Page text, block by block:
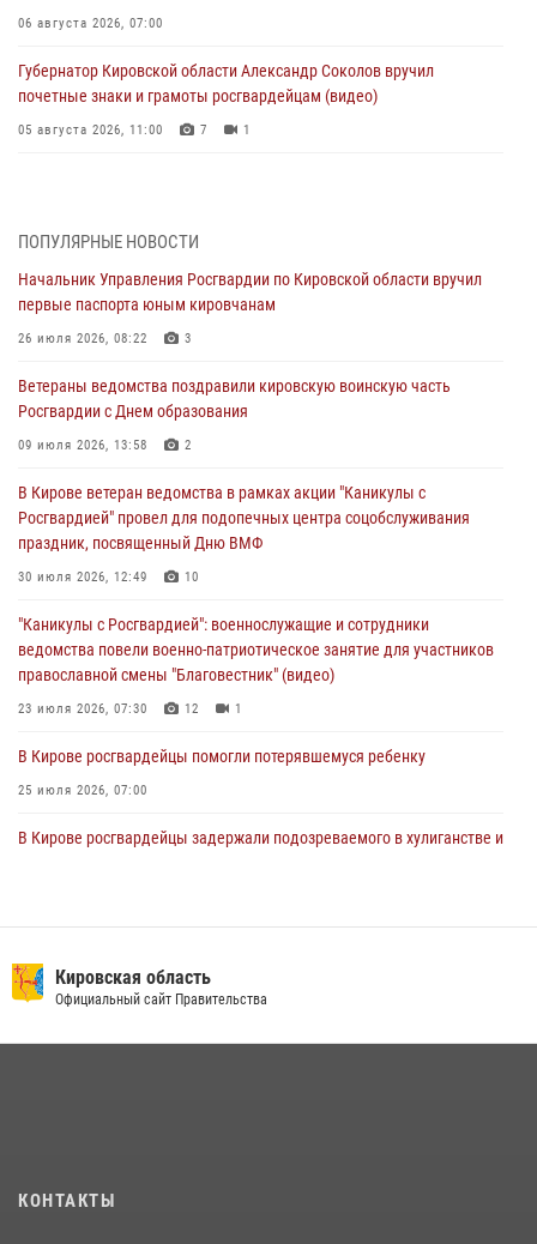
06 августа 2026, 07:00
Губернатор Кировской области Александр Соколов вручил
почетные знаки и грамоты росгвардейцам (видео)
05 августа 2026, 11:00 7 1
04 августа 2026, 09:30
В Кирове росгвардейцы задержали подозреваемого в грабеже
03 августа 2026, 09:01
митинге в честь Дня воздушно-десантных войск
03 августа 2026, 08:45
магазина
02 августа 2026, 07:00
1 августа – День дежурной службы войск национальной гвардии
01 августа 2026, 09:39
ПОПУЛЯРНЫЕ НОВОСТИ
Начальник Управления Росгвардии по Кировской области вручил
первые паспорта юным кировчанам
26 июля 2026, 08:22 3
Ветераны ведомства поздравили кировскую воинскую часть
Росгвардии с Днем образования
09 июля 2026, 13:58 2
В Кирове ветеран ведомства в рамках акции "Каникулы с
Росгвардией" провел для подопечных центра соцобслуживания
праздник, посвященный Дню ВМФ
30 июля 2026, 12:49 10
"Каникулы с Росгвардией": военнослужащие и сотрудники
ведомства повели военно-патриотическое занятие для участников
православной смены "Благовестник" (видео)
23 июля 2026, 07:30 12 1
В Кирове росгвардейцы помогли потерявшемуся ребенку
25 июля 2026, 07:00
В Кирове росгвардейцы задержали подозреваемого в хулиганстве и
вневедомственную охрану и поступления в ведомственные вузы
22 июля 2026, 14:51 1 2
Кировская область
Официальный сайт Правительства
КОНТАКТЫ